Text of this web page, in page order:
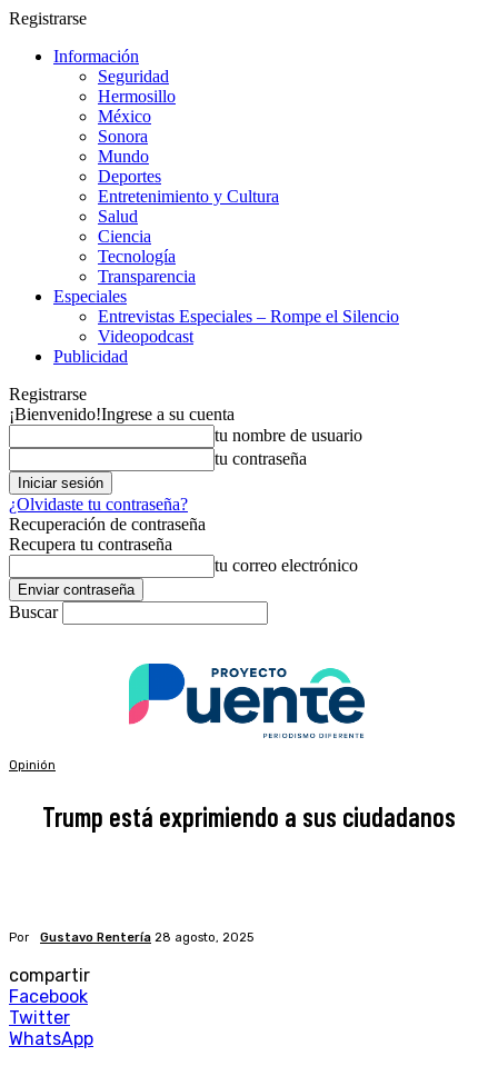
Registrarse
Información
Seguridad
Hermosillo
México
Sonora
Mundo
Deportes
Entretenimiento y Cultura
Salud
Ciencia
Tecnología
Transparencia
Especiales
Entrevistas Especiales – Rompe el Silencio
Videopodcast
Publicidad
Registrarse
¡Bienvenido!Ingrese a su cuenta
tu nombre de usuario
tu contraseña
¿Olvidaste tu contraseña?
Recuperación de contraseña
Recupera tu contraseña
tu correo electrónico
Buscar
Opinión
Trump está exprimiendo a sus ciudadanos
Por Gustavo Rentería 28 agosto, 2025
compartir
Facebook
Twitter
WhatsApp